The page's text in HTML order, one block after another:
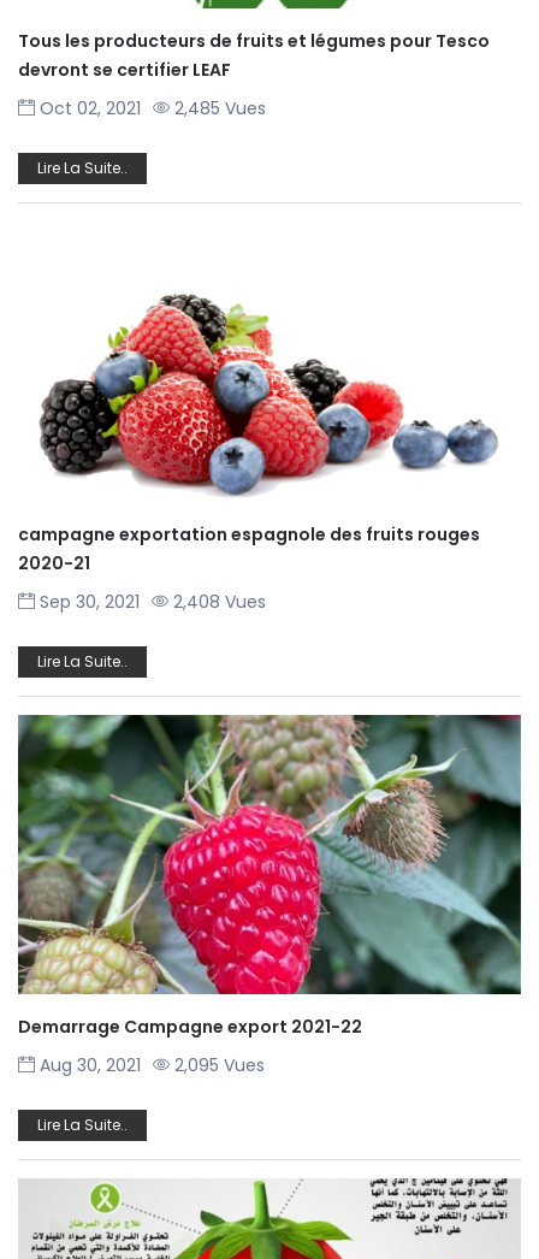
Tous les producteurs de fruits et légumes pour Tesco
devront se certifier LEAF
Oct 02, 2021
2,485 Vues
Lire La Suite..
campagne exportation espagnole des fruits rouges
2020-21
Sep 30, 2021
2,408 Vues
Lire La Suite..
Demarrage Campagne export 2021-22
Aug 30, 2021
2,095 Vues
Lire La Suite..